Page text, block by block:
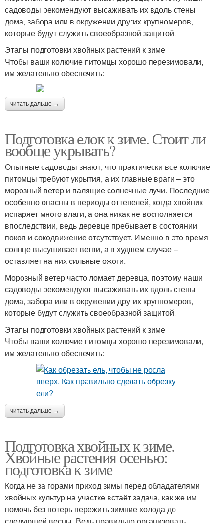
садоводы рекомендуют высаживать их вдоль стены
дома, забора или в окружении других крупномеров,
которые будут служить своеобразной защитой.
Этапы подготовки хвойных растений к зиме
Чтобы ваши колючие питомцы хорошо перезимовали,
им желательно обеспечить:
читать дальше →
Подготовка елок к зиме. Стоит ли
вообще укрывать?
Опытные садоводы знают, что практически все колючие
питомцы требуют укрытия, а их главные враги – это
морозный ветер и палящие солнечные лучи. Последние
особенно опасны в периоды оттепелей, когда хвойник
испаряет много влаги, а она никак не восполняется
впоследствии, ведь деревце пребывает в состоянии
покоя и сокодвижение отсутствует. Именно в это время
солнце высушивает ветви, а в худшем случае –
оставляет на них сильные ожоги.
Морозный ветер часто ломает деревца, поэтому наши
садоводы рекомендуют высаживать их вдоль стены
дома, забора или в окружении других крупномеров,
которые будут служить своеобразной защитой.
Этапы подготовки хвойных растений к зиме
Чтобы ваши колючие питомцы хорошо перезимовали,
им желательно обеспечить:
читать дальше →
Подготовка хвойных к зиме.
Хвойные растения осенью:
подготовка к зиме
Когда не за горами приход зимы перед обладателями
хвойных культур на участке встаёт задача, как же им
помочь без потерь пережить зимние холода до